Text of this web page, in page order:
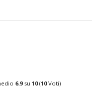
6.9su 10(10Voti)